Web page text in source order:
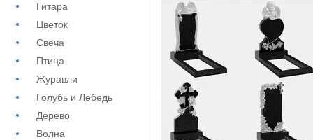
Гитара
Цветок
Свеча
Птица
Журавли
Голубь и Лебедь
Дерево
Волна